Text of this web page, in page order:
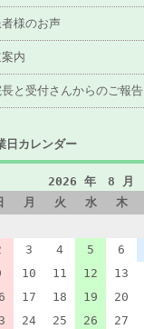
者様のお声
内
と受付さんからのご報告
日カレンダー
2026 年 8 月
月 火 水 木
3 4 5 6
10 11 12 13
17 18 19 20
24 25 26 27